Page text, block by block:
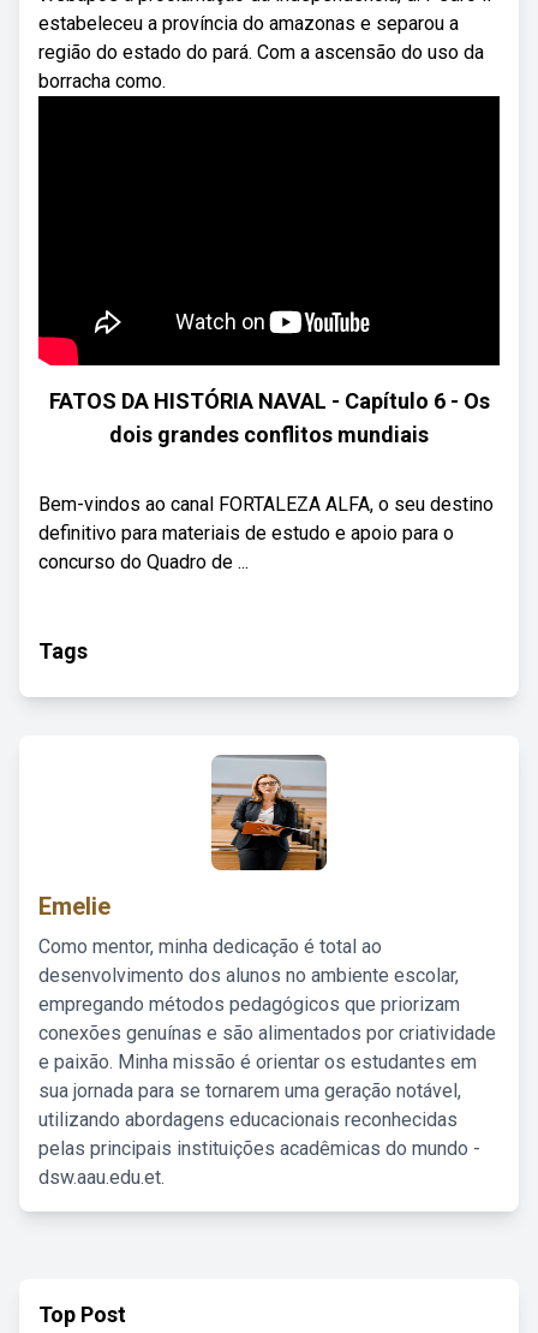
estabeleceu a província do amazonas e separou a
região do estado do pará. Com a ascensão do uso da
borracha como.
FATOS DA HISTÓRIA NAVAL - Capítulo 6 - Os
dois grandes conflitos mundiais
Bem-vindos ao canal FORTALEZA ALFA, o seu destino
definitivo para materiais de estudo e apoio para o
concurso do Quadro de ...
Tags
Emelie
Como mentor, minha dedicação é total ao
desenvolvimento dos alunos no ambiente escolar,
empregando métodos pedagógicos que priorizam
conexões genuínas e são alimentados por criatividade
e paixão. Minha missão é orientar os estudantes em
sua jornada para se tornarem uma geração notável,
utilizando abordagens educacionais reconhecidas
pelas principais instituições acadêmicas do mundo -
dsw.aau.edu.et.
Top Post